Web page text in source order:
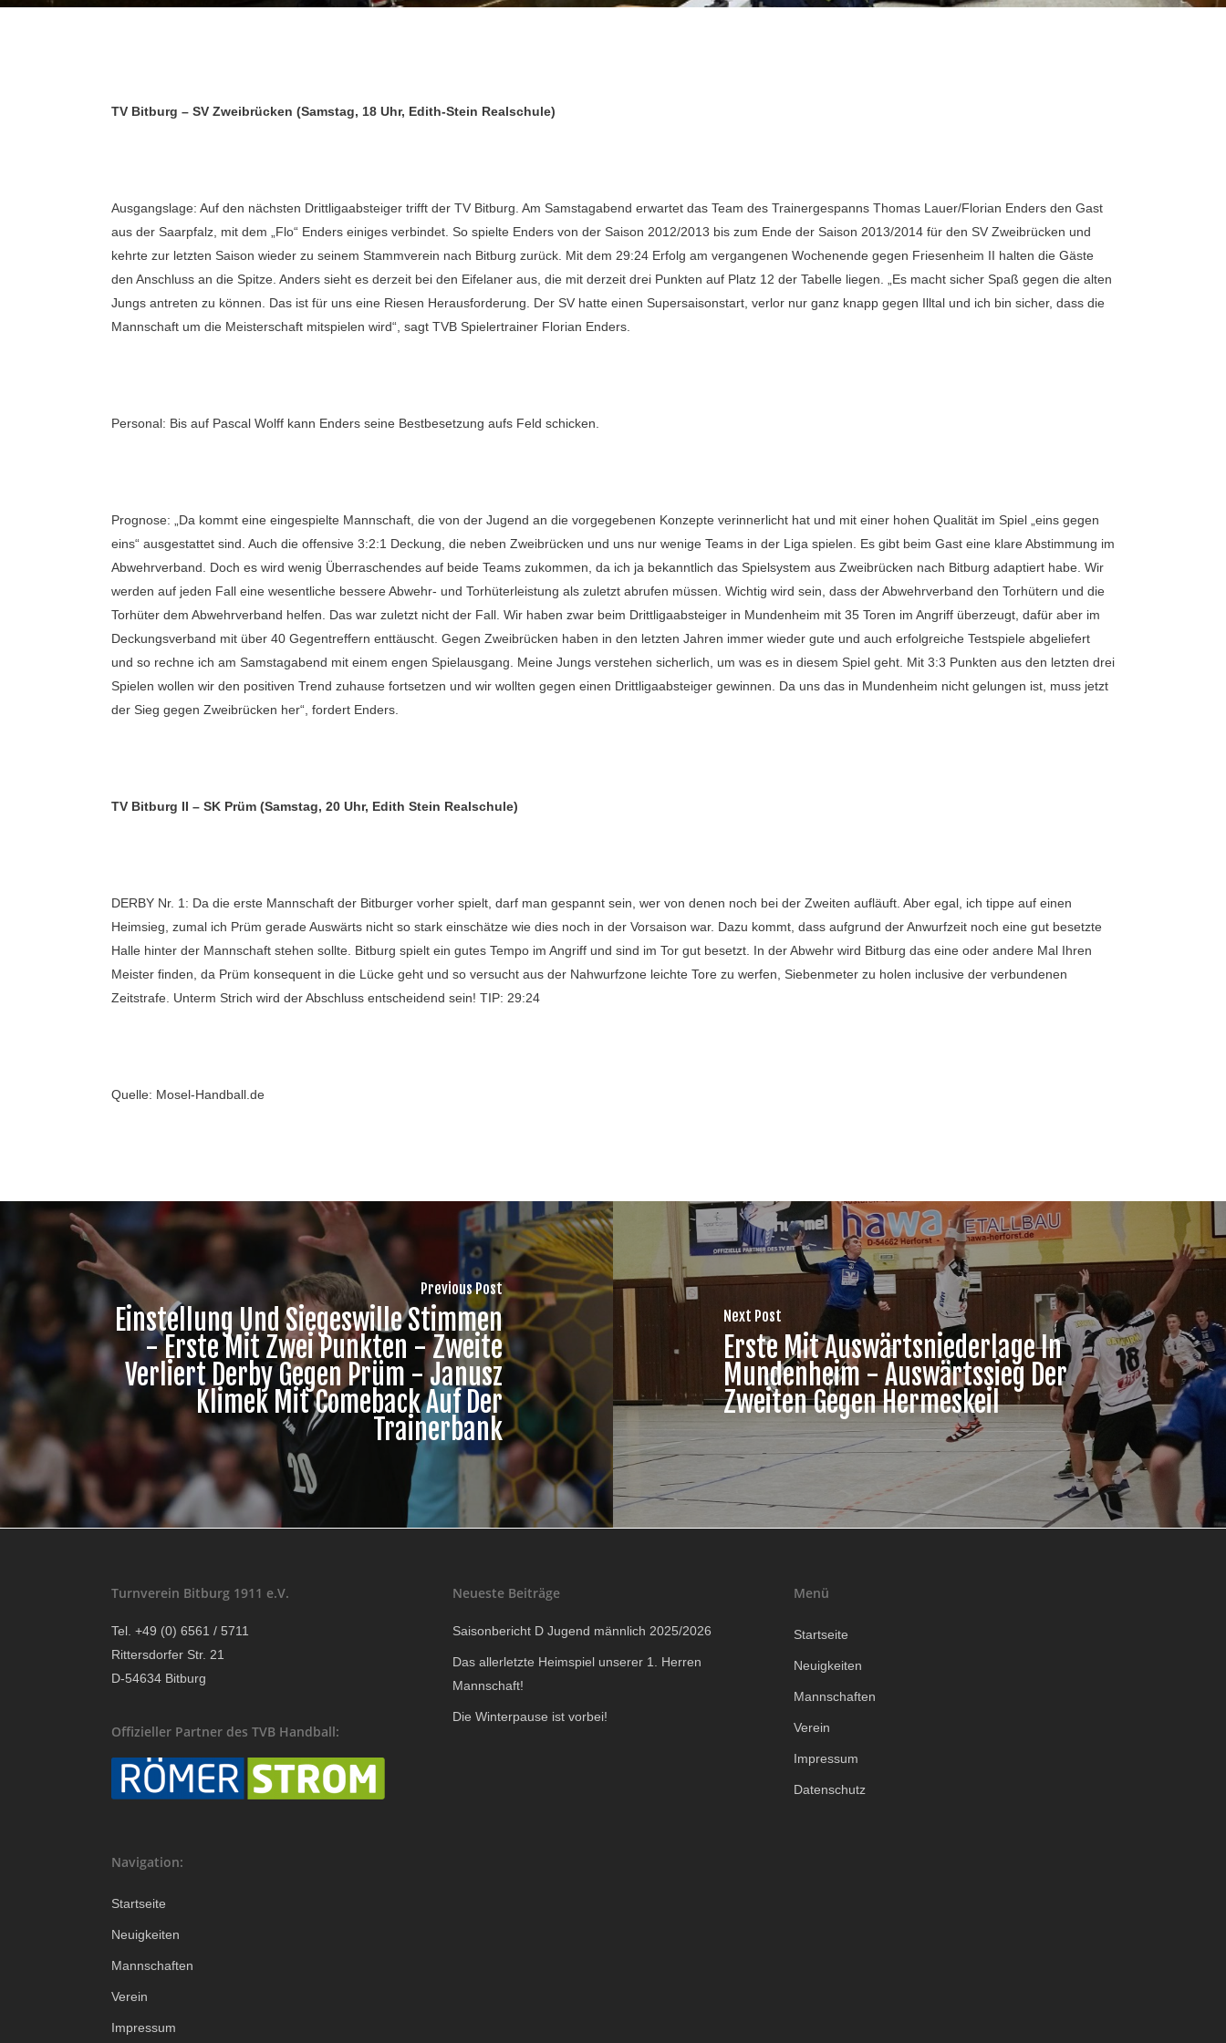
TV Bitburg – SV Zweibrücken (Samstag, 18 Uhr, Edith-Stein Realschule)
Ausgangslage: Auf den nächsten Drittligaabsteiger trifft der TV Bitburg. Am Samstagabend erwartet das Team des Trainergespanns Thomas Lauer/Florian Enders den Gast
aus der Saarpfalz, mit dem „Flo“ Enders einiges verbindet. So spielte Enders von der Saison 2012/2013 bis zum Ende der Saison 2013/2014 für den SV Zweibrücken und
kehrte zur letzten Saison wieder zu seinem Stammverein nach Bitburg zurück. Mit dem 29:24 Erfolg am vergangenen Wochenende gegen Friesenheim II halten die Gäste
den Anschluss an die Spitze. Anders sieht es derzeit bei den Eifelaner aus, die mit derzeit drei Punkten auf Platz 12 der Tabelle liegen. „Es macht sicher Spaß gegen die alten
Jungs antreten zu können. Das ist für uns eine Riesen Herausforderung. Der SV hatte einen Supersaisonstart, verlor nur ganz knapp gegen Illtal und ich bin sicher, dass die
Mannschaft um die Meisterschaft mitspielen wird“, sagt TVB Spielertrainer Florian Enders.
Personal: Bis auf Pascal Wolff kann Enders seine Bestbesetzung aufs Feld schicken.
Prognose: „Da kommt eine eingespielte Mannschaft, die von der Jugend an die vorgegebenen Konzepte verinnerlicht hat und mit einer hohen Qualität im Spiel „eins gegen
eins“ ausgestattet sind. Auch die offensive 3:2:1 Deckung, die neben Zweibrücken und uns nur wenige Teams in der Liga spielen. Es gibt beim Gast eine klare Abstimmung im
Abwehrverband. Doch es wird wenig Überraschendes auf beide Teams zukommen, da ich ja bekanntlich das Spielsystem aus Zweibrücken nach Bitburg adaptiert habe. Wir
werden auf jeden Fall eine wesentliche bessere Abwehr- und Torhüterleistung als zuletzt abrufen müssen. Wichtig wird sein, dass der Abwehrverband den Torhütern und die
Torhüter dem Abwehrverband helfen. Das war zuletzt nicht der Fall. Wir haben zwar beim Drittligaabsteiger in Mundenheim mit 35 Toren im Angriff überzeugt, dafür aber im
Deckungsverband mit über 40 Gegentreffern enttäuscht. Gegen Zweibrücken haben in den letzten Jahren immer wieder gute und auch erfolgreiche Testspiele abgeliefert
und so rechne ich am Samstagabend mit einem engen Spielausgang. Meine Jungs verstehen sicherlich, um was es in diesem Spiel geht. Mit 3:3 Punkten aus den letzten drei
Spielen wollen wir den positiven Trend zuhause fortsetzen und wir wollten gegen einen Drittligaabsteiger gewinnen. Da uns das in Mundenheim nicht gelungen ist, muss jetzt
der Sieg gegen Zweibrücken her“, fordert Enders.
TV Bitburg II – SK Prüm (Samstag, 20 Uhr, Edith Stein Realschule)
DERBY Nr. 1: Da die erste Mannschaft der Bitburger vorher spielt, darf man gespannt sein, wer von denen noch bei der Zweiten aufläuft. Aber egal, ich tippe auf einen
Heimsieg, zumal ich Prüm gerade Auswärts nicht so stark einschätze wie dies noch in der Vorsaison war. Dazu kommt, dass aufgrund der Anwurfzeit noch eine gut besetzte
Halle hinter der Mannschaft stehen sollte. Bitburg spielt ein gutes Tempo im Angriff und sind im Tor gut besetzt. In der Abwehr wird Bitburg das eine oder andere Mal Ihren
Meister finden, da Prüm konsequent in die Lücke geht und so versucht aus der Nahwurfzone leichte Tore zu werfen, Siebenmeter zu holen inclusive der verbundenen
Zeitstrafe. Unterm Strich wird der Abschluss entscheidend sein! TIP: 29:24
Quelle: Mosel-Handball.de
Previous Post
Einstellung Und Siegeswille Stimmen
- Erste Mit Zwei Punkten - Zweite
Verliert Derby Gegen Prüm - Janusz
Klimek Mit Comeback Auf Der
Trainerbank
Next Post
Erste Mit Auswärtsniederlage In
Mundenheim - Auswärtssieg Der
Zweiten Gegen Hermeskeil
Turnverein Bitburg 1911 e.V.
Tel. +49 (0) 6561 / 5711
Rittersdorfer Str. 21
D-54634 Bitburg
Offizieller Partner des TVB Handball:
Navigation:
Startseite
Neuigkeiten
Mannschaften
Verein
Impressum
Neueste Beiträge
Saisonbericht D Jugend männlich 2025/2026
Das allerletzte Heimspiel unserer 1. Herren
Mannschaft!
Die Winterpause ist vorbei!
Menü
Startseite
Neuigkeiten
Mannschaften
Verein
Impressum
Datenschutz